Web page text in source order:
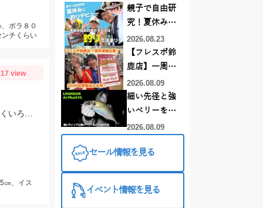
ボラ８０
チくらい
17 view
㎝、イス
親子で自由研
究！夏休みに
釣りデビュー
2026.08.23
【フレスポ鈴
鹿店】一周年
記念セール開
催中！新製品
ルアーロッド
もお買い
得！！！
2026.08.09
細い先径と強
いベリーをど
う活かすか |
プラス510の
2026.08.09
セール情報を見る
イベント情報を見る